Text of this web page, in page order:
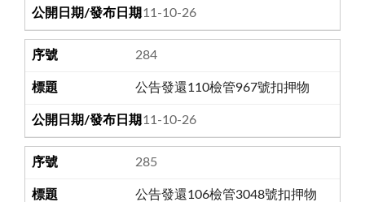
111-10-26
284
公告發還110檢管967號扣押物
111-10-26
285
公告發還106檢管3048號扣押物